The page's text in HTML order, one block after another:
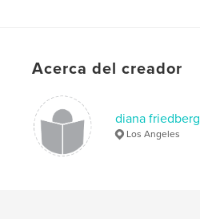
Acerca del creador
diana friedberg
Los Angeles